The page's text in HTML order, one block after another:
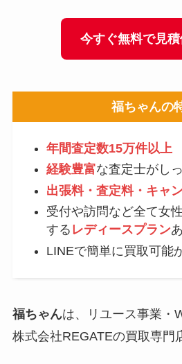
今すぐ無料で見
福ちゃんの
年間査定数15万件以上
経験豊富な査定士がし
出張料・査定料・キャ
受付や訪問など全て女
する レディースプラン
LINEで簡単に買取可能
福ちゃんは、リユース事業・
株式会社REGATEの買取専門